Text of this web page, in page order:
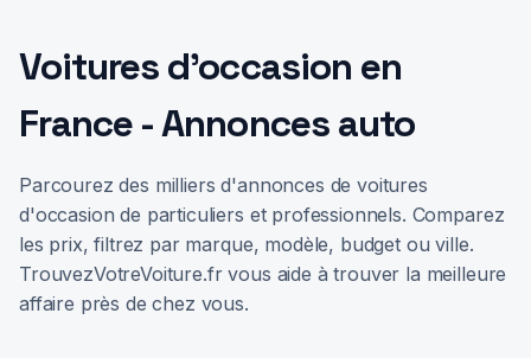
Voitures d'occasion en
France - Annonces auto
Parcourez des milliers d'annonces de voitures
d'occasion de particuliers et professionnels. Comparez
les prix, filtrez par marque, modèle, budget ou ville.
TrouvezVotreVoiture.fr vous aide à trouver la meilleure
affaire près de chez vous.